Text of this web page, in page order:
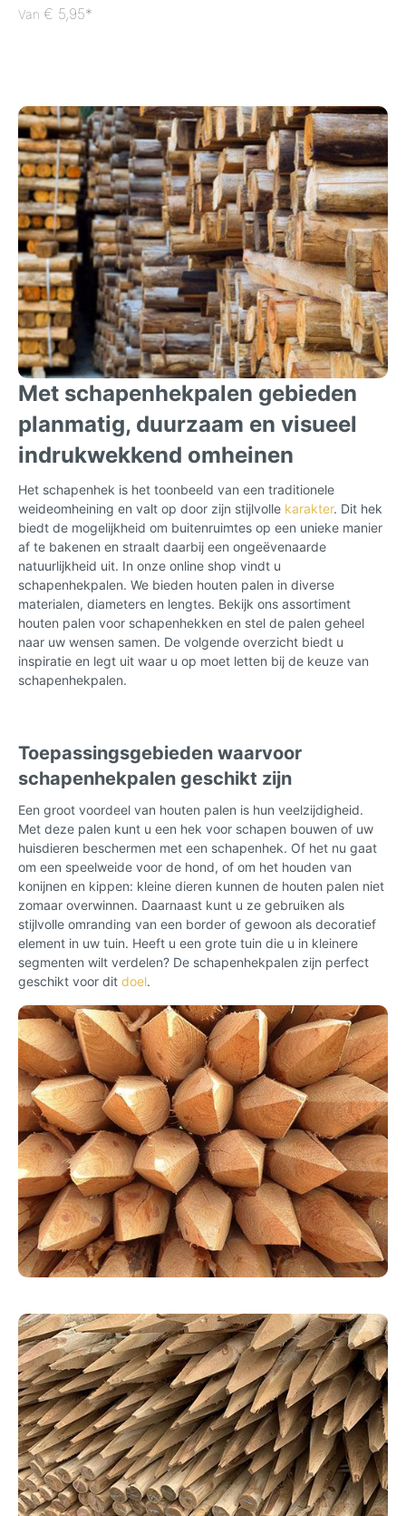
Van € 5,95*
Met schapenhekpalen gebieden
planmatig, duurzaam en visueel
indrukwekkend omheinen
Het schapenhek is het toonbeeld van een traditionele
weideomheining en valt op door zijn stijlvolle karakter. Dit hek
biedt de mogelijkheid om buitenruimtes op een unieke manier
af te bakenen en straalt daarbij een ongeëvenaarde
natuurlijkheid uit. In onze online shop vindt u
schapenhekpalen. We bieden houten palen in diverse
materialen, diameters en lengtes. Bekijk ons assortiment
houten palen voor schapenhekken en stel de palen geheel
naar uw wensen samen. De volgende overzicht biedt u
inspiratie en legt uit waar u op moet letten bij de keuze van
schapenhekpalen.
Toepassingsgebieden waarvoor
schapenhekpalen geschikt zijn
Een groot voordeel van houten palen is hun veelzijdigheid.
Met deze palen kunt u een hek voor schapen bouwen of uw
huisdieren beschermen met een schapenhek. Of het nu gaat
om een speelweide voor de hond, of om het houden van
konijnen en kippen: kleine dieren kunnen de houten palen niet
zomaar overwinnen. Daarnaast kunt u ze gebruiken als
stijlvolle omranding van een border of gewoon als decoratief
element in uw tuin. Heeft u een grote tuin die u in kleinere
segmenten wilt verdelen? De schapenhekpalen zijn perfect
geschikt voor dit doel.